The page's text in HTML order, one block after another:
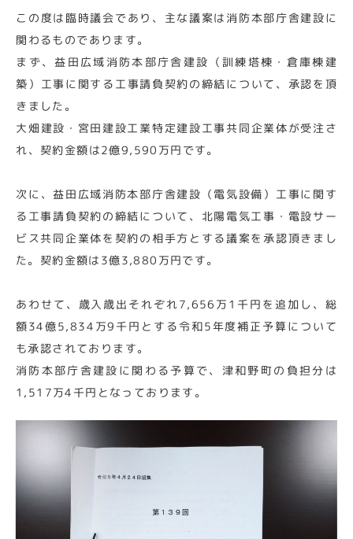
この度は臨時議会であり、主な議案は消防本部庁舎建設に
関わるものであります。
まず、益田広域消防本部庁舎建設（訓練塔棟・倉庫棟建
築）工事に関する工事請負契約の締結について、承認を頂
きました。
大畑建設・宮田建設工業特定建設工事共同企業体が受注さ
れ、契約金額は2億9,590万円です。
次に、益田広域消防本部庁舎建設（電気設備）工事に関す
る工事請負契約の締結について、北陽電気工事・電設サー
ビス共同企業体を契約の相手方とする議案を承認頂きまし
た。契約金額は3億3,880万円です。
あわせて、歳入歳出それぞれ7,656万1千円を追加し、総
額34億5,834万9千円とする令和5年度補正予算について
も承認されております。
消防本部庁舎建設に関わる予算で、津和野町の負担分は
1,517万4千円となっております。